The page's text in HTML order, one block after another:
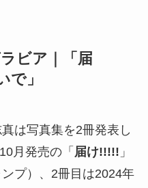
ビア｜「届
で」
は写真集を2冊発表し
月発売の「 届け!!!!! 」
プ）、2冊目は2024年